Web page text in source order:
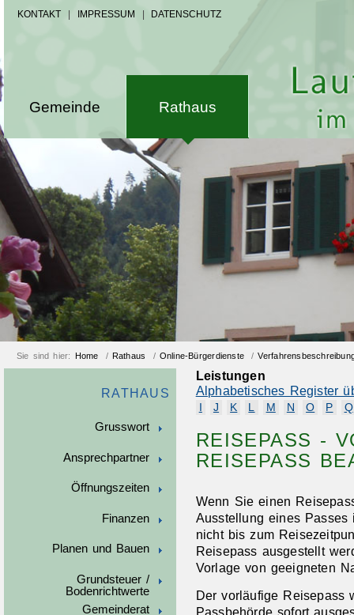
KONTAKT IMPRESSUM DATENSCHUTZ
Gemeinde Rathaus
Sie sind hier: Home / Rathaus / Online-Bürgerdienste /
RATHAUS
Grusswort
Ansprechpartner
Öffnungszeiten
Finanzen
Planen und Bauen
Grundsteuer /
Bodenrichtwerte
Gemeinderat
Leistungen
Alphabetisches Register
J K L M N O P Q
REISEPASS -
REISEPASS
Wenn Sie einen
Ausstellung eines Passes
nicht bis zum
Reisepass ausgestellt
Vorlage von geeigneten
Der vorläufige Reisepass
Passbehörde sofort